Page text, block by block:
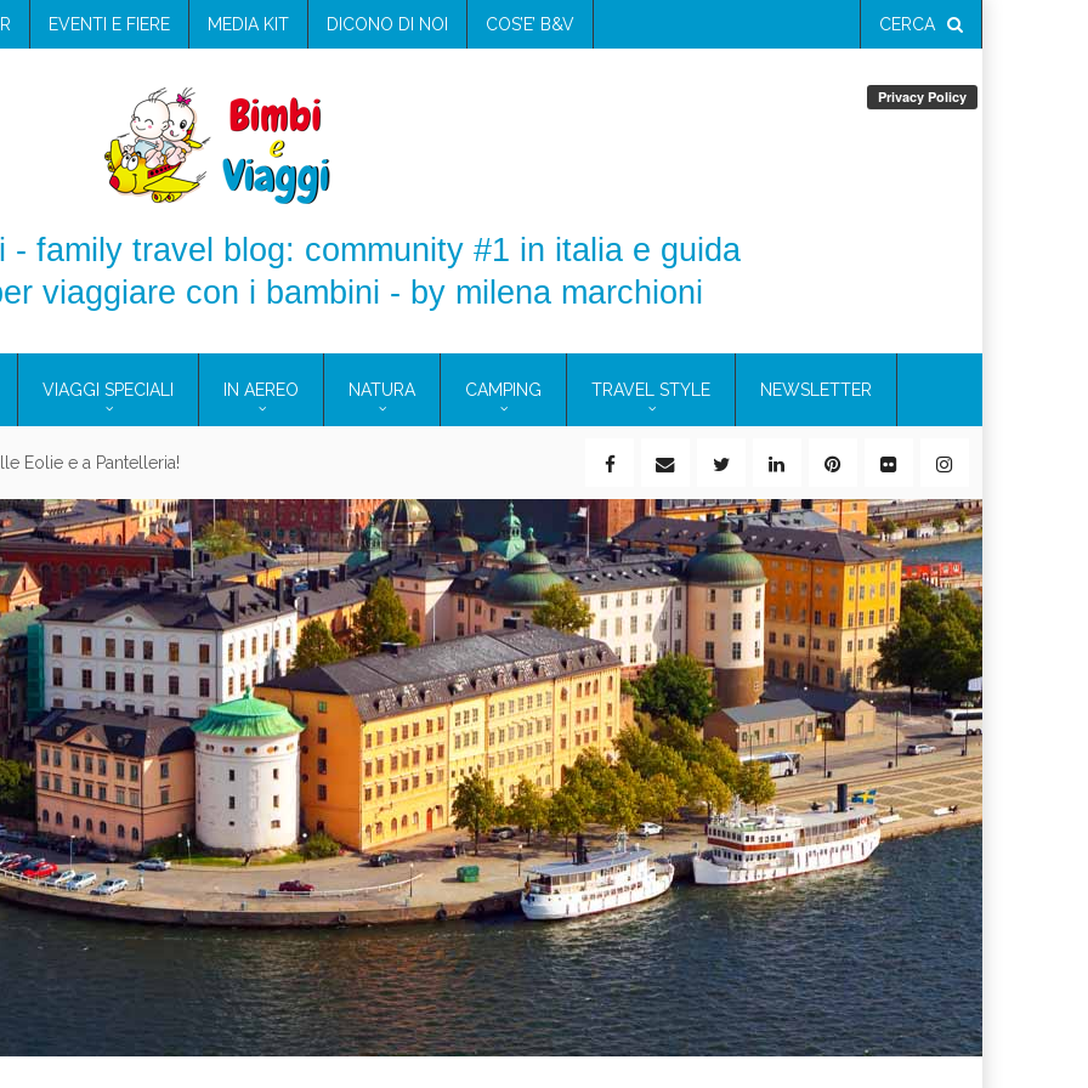
EVENTI E FIERE MEDIA KIT DICONO DI NOI COS’E’ B&V CERCA
- family travel blog: community #1 in italia e guida
viaggiare con i bambini - by milena marchioni
VIAGGI SPECIALI IN AEREO NATURA CAMPING TRAVEL STYLE NEWSLETTER
Eolie e a Pantelleria!
in campeggio con i bambini: come trovare l’offerta migliore?
PRATICI Assicurazione viaggio estate 2026: lo sconto Columbus supera il 21%
CONSIGLI PRATICI Cosmetici solidi in viaggio: i prodotti che hanno conquistato la mia valigia (e la pelle sensibile)